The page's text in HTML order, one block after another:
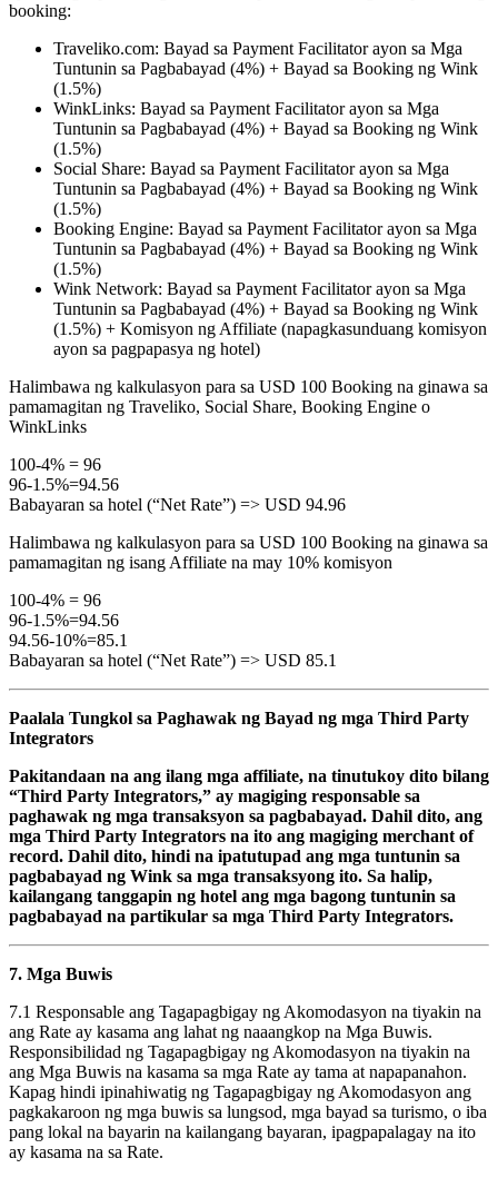
booking:
Traveliko.com: Bayad sa Payment Facilitator ayon sa Mga
Tuntunin sa Pagbabayad (4%) + Bayad sa Booking ng Wink
(1.5%)
WinkLinks: Bayad sa Payment Facilitator ayon sa Mga
Tuntunin sa Pagbabayad (4%) + Bayad sa Booking ng Wink
(1.5%)
Social Share: Bayad sa Payment Facilitator ayon sa Mga
Tuntunin sa Pagbabayad (4%) + Bayad sa Booking ng Wink
(1.5%)
Booking Engine: Bayad sa Payment Facilitator ayon sa Mga
Tuntunin sa Pagbabayad (4%) + Bayad sa Booking ng Wink
(1.5%)
Wink Network: Bayad sa Payment Facilitator ayon sa Mga
Tuntunin sa Pagbabayad (4%) + Bayad sa Booking ng Wink
(1.5%) + Komisyon ng Affiliate (napagkasunduang komisyon
ayon sa pagpapasya ng hotel)
Halimbawa ng kalkulasyon para sa USD 100 Booking na ginawa sa
pamamagitan ng Traveliko, Social Share, Booking Engine o
WinkLinks
100-4% = 96
96-1.5%=94.56
Babayaran sa hotel (“Net Rate”) => USD 94.96
Halimbawa ng kalkulasyon para sa USD 100 Booking na ginawa sa
pamamagitan ng isang Affiliate na may 10% komisyon
100-4% = 96
96-1.5%=94.56
94.56-10%=85.1
Babayaran sa hotel (“Net Rate”) => USD 85.1
Paalala Tungkol sa Paghawak ng Bayad ng mga Third Party
Integrators
Pakitandaan na ang ilang mga affiliate, na tinutukoy dito bilang
“Third Party Integrators,” ay magiging responsable sa
paghawak ng mga transaksyon sa pagbabayad. Dahil dito, ang
mga Third Party Integrators na ito ang magiging merchant of
record. Dahil dito, hindi na ipatutupad ang mga tuntunin sa
pagbabayad ng Wink sa mga transaksyong ito. Sa halip,
kailangang tanggapin ng hotel ang mga bagong tuntunin sa
pagbabayad na partikular sa mga Third Party Integrators.
7. Mga Buwis
7.1 Responsable ang Tagapagbigay ng Akomodasyon na tiyakin na
ang Rate ay kasama ang lahat ng naaangkop na Mga Buwis.
Responsibilidad ng Tagapagbigay ng Akomodasyon na tiyakin na
ang Mga Buwis na kasama sa mga Rate ay tama at napapanahon.
Kapag hindi ipinahiwatig ng Tagapagbigay ng Akomodasyon ang
pagkakaroon ng mga buwis sa lungsod, mga bayad sa turismo, o iba
pang lokal na bayarin na kailangang bayaran, ipagpapalagay na ito
ay kasama na sa Rate.